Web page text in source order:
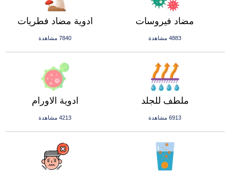
ادوية مضاد فطريات
7840 مشاهدة
مضاد فيروسات
4883 مشاهدة
ادوية الاورام
4213 مشاهدة
ملطف للجلد
6913 مشاهدة